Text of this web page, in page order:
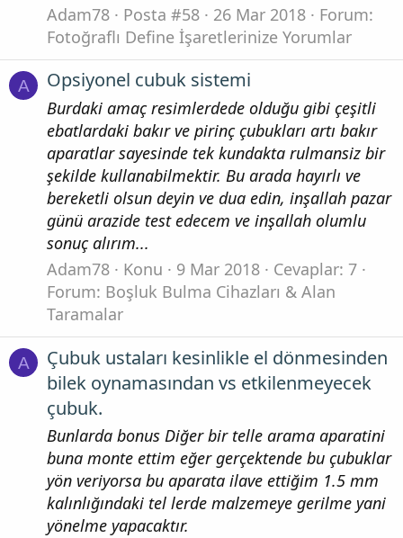
Adam78
Posta #58 26 Mar 2018
Forum:
Fotoğraflı Define İşaretlerinize Yorumlar
A Opsiyonel cubuk sistemi
Burdaki amaç resimlerdede olduğu gibi çeşitli
ebatlardaki bakır ve pirinç çubukları artı bakır
aparatlar sayesinde tek kundakta rulmansiz bir
şekilde kullanabilmektir. Bu arada hayırlı ve
bereketli olsun deyin ve dua edin, inşallah pazar
günü arazide test edecem ve inşallah olumlu
sonuç alırım...
Adam78
Konu 9 Mar 2018
Cevaplar: 7
Forum: Boşluk Bulma Cihazları & Alan
Taramalar
A
Çubuk ustaları kesinlikle el dönmesinden
bilek oynamasından vs etkilenmeyecek
çubuk.
Bunlarda bonus Diğer bir telle arama aparatini
buna monte ettim eğer gerçektende bu çubuklar
yön veriyorsa bu aparata ilave ettiğim 1.5 mm
kalınlığındaki tel lerde malzemeye gerilme yani
yönelme yapacaktır.